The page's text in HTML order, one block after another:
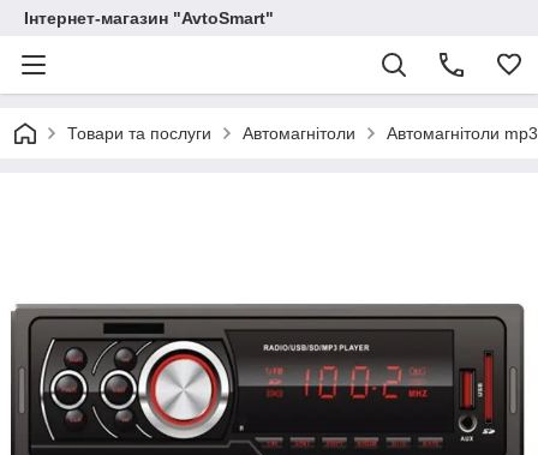
Інтернет-магазин "AvtoSmart"
Товари та послуги Автомагнітоли Автомагнітоли